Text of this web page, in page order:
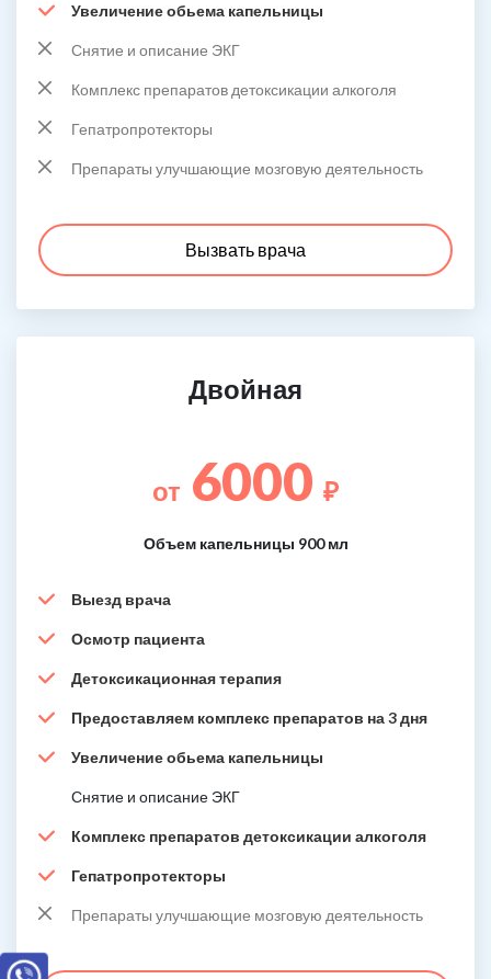
Увеличение обьема капельницы
Снятие и описание ЭКГ
Комплекс препаратов детоксикации алкоголя
Гепатропротекторы
Препараты улучшающие мозговую деятельность
Вызвать врача
Двойная
от 6000 ₽
Объем капельницы 900 мл
Выезд врача
Осмотр пациента
Детоксикационная терапия
Предоставляем комплекс препаратов на 3 дня
Увеличение обьема капельницы
Снятие и описание ЭКГ
Комплекс препаратов детоксикации алкоголя
Гепатропротекторы
Препараты улучшающие мозговую деятельность